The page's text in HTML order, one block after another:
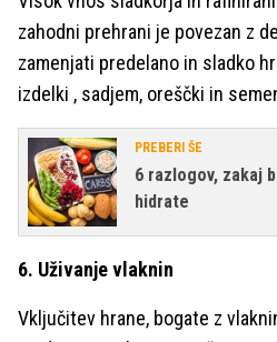
zahodni prehrani je povezan z
zamenjati predelano in sladko
izdelki , sadjem, oreščki in
PREBERI ŠE
6 razlogov, zakaj
hidrate
6. Uživanje vlaknin
Vključitev hrane, bogate z